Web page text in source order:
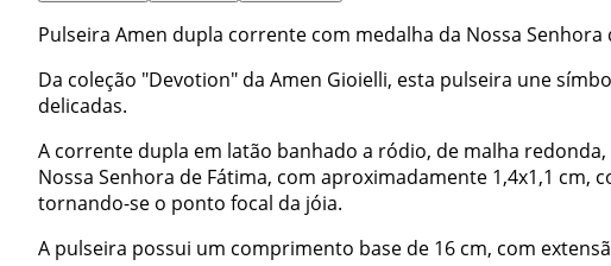
Pulseira Amen dupla corrente com medalha da Nossa
Da coleção "Devotion" da Amen Gioielli, esta pulseira une
delicadas.
A corrente dupla em latão banhado a ródio, de malha
Nossa Senhora de Fátima, com aproximadamente 1,4x1,1 cm,
tornando-se o ponto focal da jóia.
A pulseira possui um comprimento base de 16 cm, com